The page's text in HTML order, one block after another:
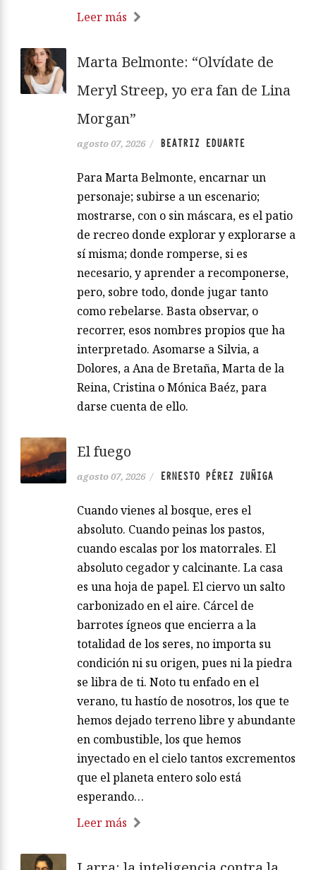
Leer más
Marta Belmonte: “Olvídate de
Meryl Streep, yo era fan de Lina
Morgan”
agosto 07, 2026 / BEATRIZ EDUARTE
Para Marta Belmonte, encarnar un
personaje; subirse a un escenario;
mostrarse, con o sin máscara, es el patio
de recreo donde explorar y explorarse a
sí misma; donde romperse, si es
necesario, y aprender a recomponerse,
pero, sobre todo, donde jugar tanto
como rebelarse. Basta observar, o
recorrer, esos nombres propios que ha
interpretado. Asomarse a Silvia, a
Dolores, a Ana de Bretaña, Marta de la
Reina, Cristina o Mónica Baéz, para
darse cuenta de ello.
El fuego
agosto 07, 2026 / ERNESTO PÉREZ ZUÑIGA
Cuando vienes al bosque, eres el
absoluto. Cuando peinas los pastos,
cuando escalas por los matorrales. El
absoluto cegador y calcinante. La casa
es una hoja de papel. El ciervo un salto
carbonizado en el aire. Cárcel de
barrotes ígneos que encierra a la
totalidad de los seres, no importa su
condición ni su origen, pues ni la piedra
se libra de ti. Noto tu enfado en el
verano, tu hastío de nosotros, los que te
hemos dejado terreno libre y abundante
en combustible, los que hemos
inyectado en el cielo tantos excrementos
que el planeta entero solo está
esperando…
Leer más